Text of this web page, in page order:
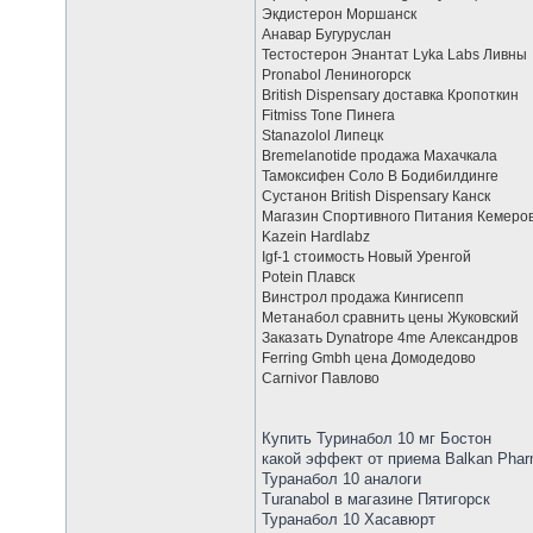
Экдистерон Моршанск
Анавар Бугуруслан
Тестостерон Энантат Lyka Labs Ливны
Pronabol Лениногорск
British Dispensary доставка Кропоткин
Fitmiss Tone Пинега
Stanazolol Липецк
Bremelanotide продажа Махачкала
Тамоксифен Соло В Бодибилдинге
Сустанон British Dispensary Канск
Магазин Спортивного Питания
Kazein Hardlabz
Igf-1 стоимость Новый Уренгой
Potein Плавск
Винстрол продажа Кингисепп
Метанабол сравнить цены Жуковский
Заказать Dynatrope 4me Александров
Ferring Gmbh цена Домодедово
Carnivor Павлово
Купить Туринабол 10 мг Бостон
какой эффект от приема Balkan
Туранабол 10 аналоги
Turanabol в магазине Пятигорск
Туранабол 10 Хасавюрт